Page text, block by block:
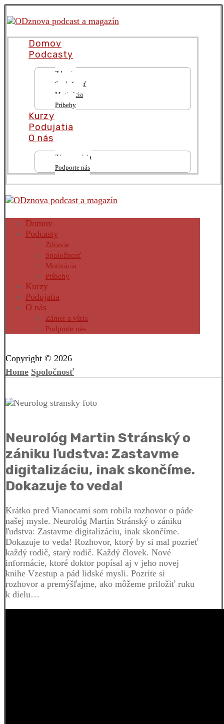
Domov
Podcasty
Zdravie
Spoločnosť
Motivácia
Príbehy
Kurzy
Podujatia
O nás
Zámer a vízia
Podporte nás
Domov
Podcasty
Zdravie
Spoločnosť
Motivácia
Príbehy
Kurzy
Podujatia
O nás
Zámer a vízia
Podporte nás
Copyright © 2026
Home Spoločnosť
Neurológ Martin Stránský o
zániku ľudstva: Zastavme
digitalizáciu, inak skončíme.
Dokazuje to veda!
Krátko pred Vianocami som robila rozhovor o páde
našej mysle. Neurológ Martin Stránský o zániku
ľudstva: Zastavme digitalizáciu, inak skončíme.
Dokazuje to veda! Rozhovor, ktorý by si mal pozrieť
každý rodič, starý rodič. Každý človek. Nové
informácie, ktoré doktor popísal aj v jeho novej
knihe Vzestup a pád lidské mysli. Pozrite si
rozhovor a premýšľajme, ako môžeme priložiť ruku
k dielu…